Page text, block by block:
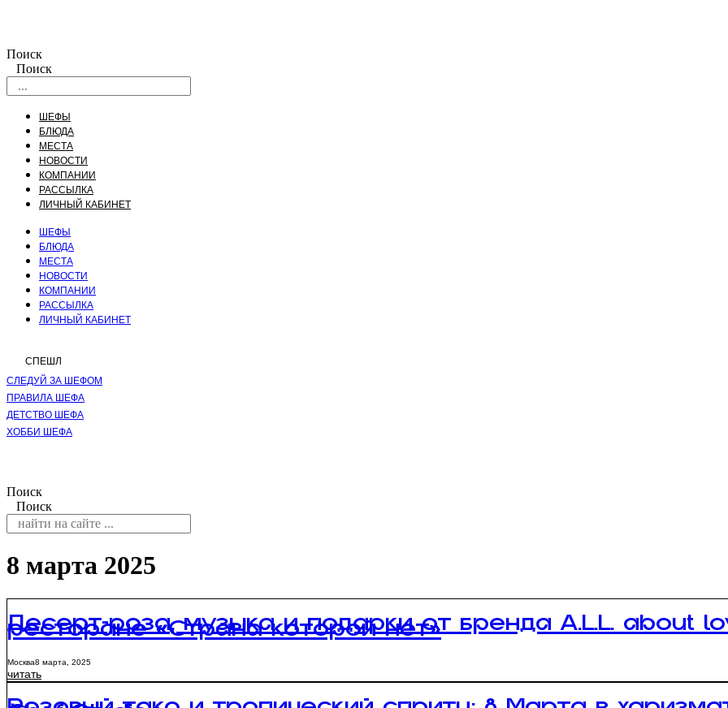
Поиск
Поиск
ШЕФЫ
БЛЮДА
МЕСТА
НОВОСТИ
КОМПАНИИ
РАССЫЛКА
ЛИЧНЫЙ КАБИНЕТ
ШЕФЫ
БЛЮДА
МЕСТА
НОВОСТИ
КОМПАНИИ
РАССЫЛКА
ЛИЧНЫЙ КАБИНЕТ
СПЕШЛ
СЛЕДУЙ ЗА ШЕФОМ
ПРАВИЛА ШЕФА
ДЕТСТВО ШЕФА
ХОББИ ШЕФА
Поиск
Поиск
8 марта 2025
Десерт-роза, музыка и подарки от бренда A.L.L. about
ресторане «Страна которой нет»
Москва8 марта, 2025
читать